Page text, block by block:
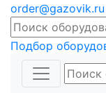
order@gazovik.ru
Подбор